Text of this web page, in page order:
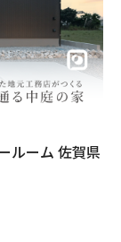
ルーム 佐賀県